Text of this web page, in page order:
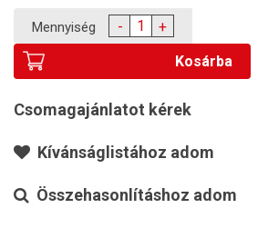
Mennyiség -
+
Kosárba
Csomagajánlatot kérek
Kívánságlistához adom
Összehasonlításhoz adom